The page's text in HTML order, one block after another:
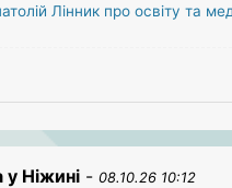
Лінник про освіту та
Ніжині - 08.10.26 10:12